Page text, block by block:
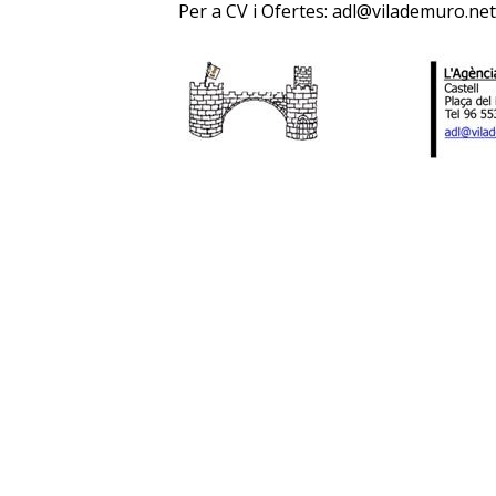
Per a CV i Ofertes: adl@vilademuro.net